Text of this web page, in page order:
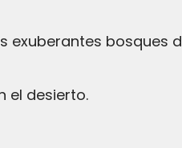
exuberantes bosques
el desierto.